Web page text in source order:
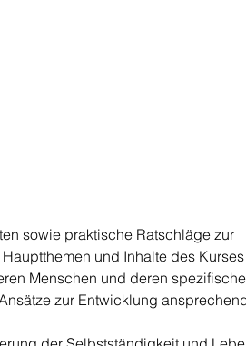
sowie praktische Ratschläge zur
und Inhalte des
Menschen und deren
zur Entwicklung